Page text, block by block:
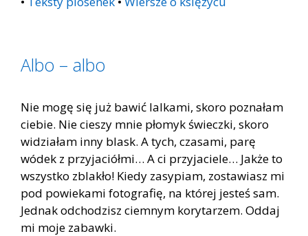
Albo – albo
Nie mogę się już bawić lalkami, skoro poznałam
ciebie. Nie cieszy mnie płomyk świeczki, skoro
widziałam inny blask. A tych, czasami, parę
wódek z przyjaciółmi… A ci przyjaciele… Jakże to
wszystko zblakło! Kiedy zasypiam, zostawiasz mi
pod powiekami fotografię, na której jesteś sam.
Jednak odchodzisz ciemnym korytarzem. Oddaj
mi moje zabawki.